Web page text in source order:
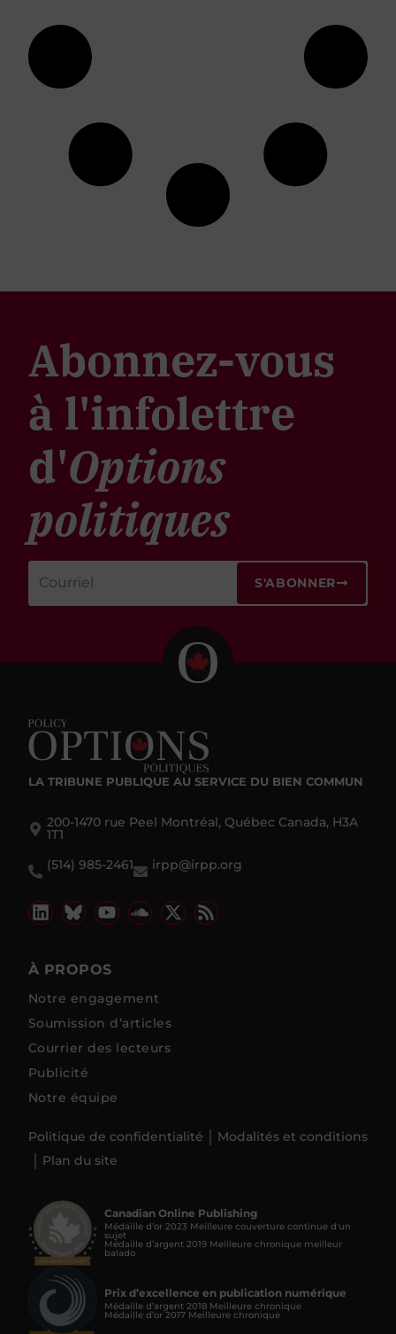
Abonnez-vous
à l'infolettre
d'Options
politiques
S'ABONNER
LA TRIBUNE PUBLIQUE AU SERVICE DU BIEN COMMUN
200-1470 rue Peel Montréal, Québec Canada, H3A
1T1
(514) 985-2461
irpp@irpp.org
À PROPOS
Notre engagement
Soumission d’articles
Courrier des lecteurs
Publicité
Notre équipe
Politique de confidentialité
Modalités et conditions
Plan du site
Canadian Online Publishing
Médaille d’or 2023 Meilleure couverture continue d'un
sujet
Médaille d’argent 2019 Meilleure chronique meilleur
balado
Prix d’excellence en publication numérique
Médaille d’argent 2018 Meilleure chronique
Médaille d’or 2017 Meilleure chronique